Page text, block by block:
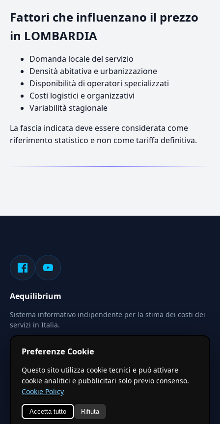
Fattori che influenzano il prezzo
in LOMBARDIA
Domanda locale del servizio
Densità abitativa e urbanizzazione
Disponibilità di operatori specializzati
Costi logistici e organizzativi
Variabilità stagionale
La fascia indicata deve essere considerata come
riferimento statistico e non come tariffa definitiva.
Aequilibrium
Sistema informativo indipendente per la stima dei costi dei
servizi in Italia.
Le stime pubblicate sono calcolate tramite coefficienti
territoriali regionali applicati a valori base nazionali. Non
costituiscono preventivo ufficiale.
© 2026 Aequilibrium — Un progetto di vxd.mobi
Preferenze Cookie
Questo sito utilizza cookie tecnici e può attivare
cookie analitici e pubblicitari solo previo consenso.
Cookie Policy
Accetta tutto Rifiuta